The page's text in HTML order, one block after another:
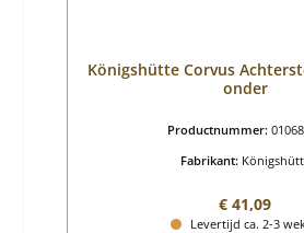
Königshütte Corvus
onder
Productnummer:
Fabrikant:
Normale
€ 41,09
Levertijd ca. 2-3